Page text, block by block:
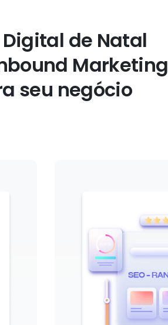
Digital de Natal
Marketing
seu negócio